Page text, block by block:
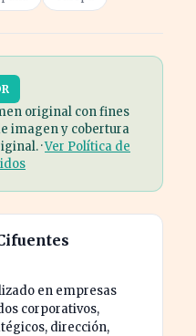
original con fines
imagen y cobertura
·Ver Política de
en empresas
corporativos,
dirección,